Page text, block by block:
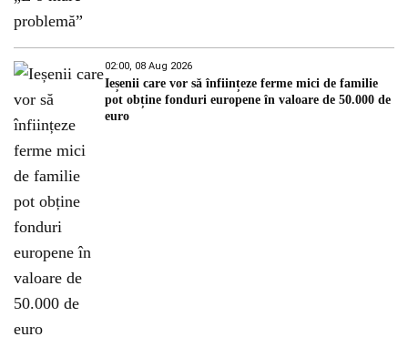
02:00, 08 Aug 2026
Ieșenii care vor să înființeze ferme mici de familie
pot obține fonduri europene în valoare de 50.000 de
euro